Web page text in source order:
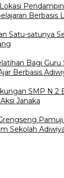
Berbasis
Satu-satunya
Bagi Guru
Berbasis
SMP N 2
Janaka
Sekolah